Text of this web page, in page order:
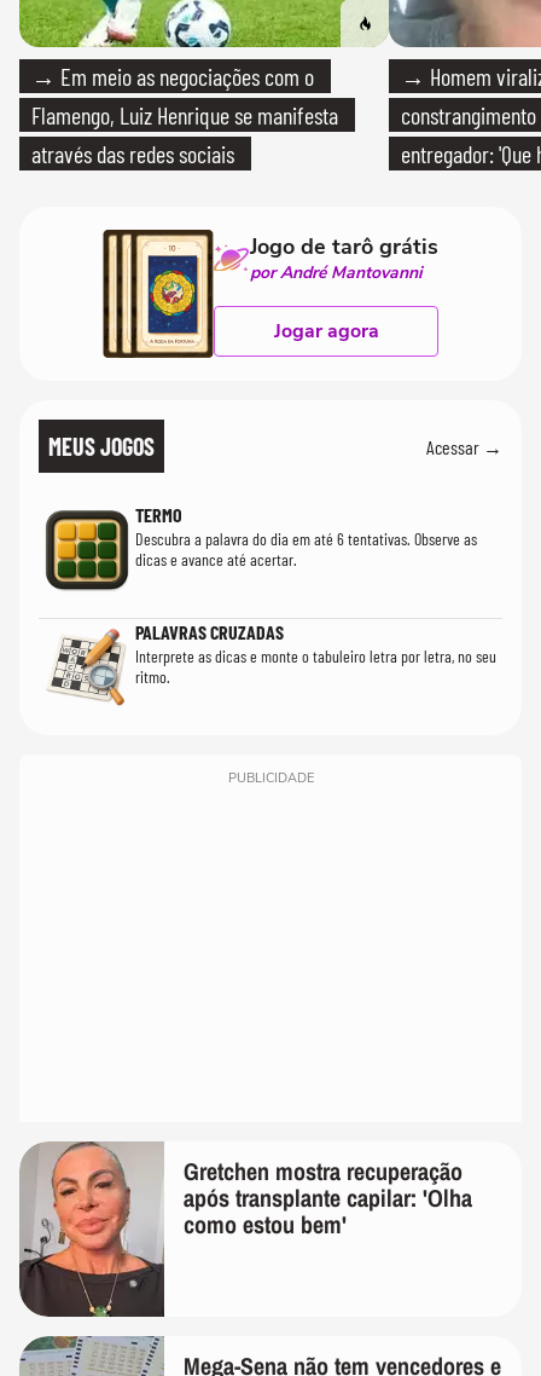
→ Em meio as negociações com o
Flamengo, Luiz Henrique se manifesta
através das redes sociais
→ Homem
entregador: 'Que
Jogo de tarô grátis
por André Mantovanni
Jogar agora
MEUS JOGOS Acessar →
TERMO
Descubra a palavra do dia em até 6 tentativas. Observe as
dicas e avance até acertar.
PALAVRAS CRUZADAS
Interprete as dicas e monte o tabuleiro letra por letra, no seu
ritmo.
PUBLICIDADE
Gretchen mostra recuperação
após transplante capilar: 'Olha
como estou bem'
Mega-Sena não tem vencedores e